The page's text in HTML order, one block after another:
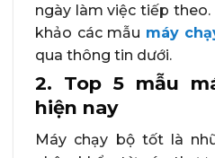
ngày làm việc tiếp
khảo các mẫu máy
qua thông tin dưới.
2. Top 5 mẫu
hiện nay
Máy chạy bộ tốt là